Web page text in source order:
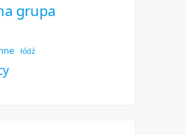
grupa
łódź